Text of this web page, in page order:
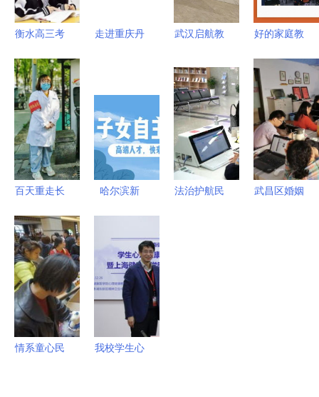
衡水高三考
班机构实力
解析与选择
指南
走进重庆丹
节全览
武汉启航教
制专升本培
训 综合评
估与服务解
析
好的家庭教
父母做到这
3点，孩子
优秀并不难
百天重走长
精神解民忧
——第二医
院党史教育
主题活动纪
实
哈尔滨新
施细则解读
教育咨询服
务引领人才
安居乐业
法治护航民
武昌区婚姻
情系童心民
我校学生心